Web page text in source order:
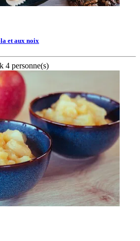
et aux noix
4 personne(s)